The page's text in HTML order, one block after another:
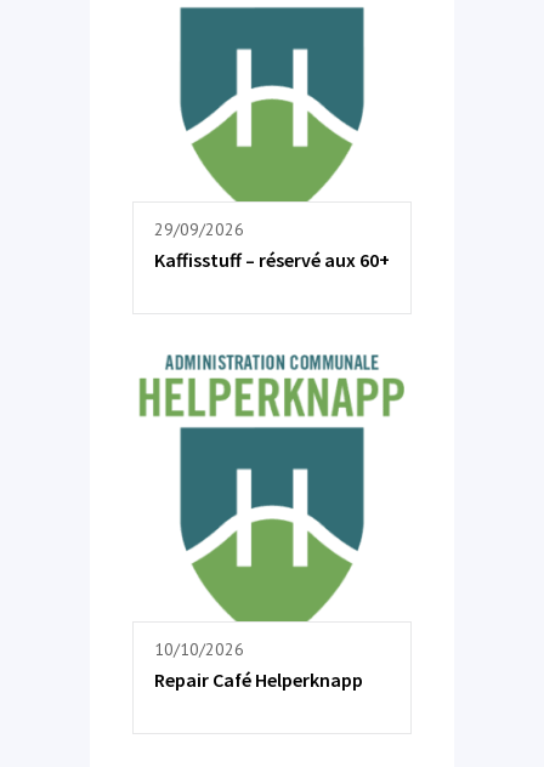
29/09/2026
Kaffisstuff – réservé aux 60+
10/10/2026
Repair Café Helperknapp